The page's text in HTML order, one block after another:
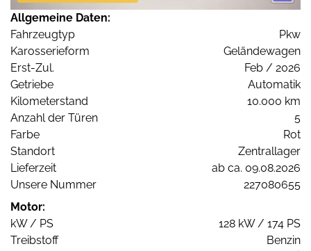
Allgemeine Daten:
Fahrzeugtyp
Pkw
Karosserieform
Geländewagen
Erst-Zul.
Feb / 2026
Getriebe
Automatik
Kilometerstand
10.000 km
Anzahl der Türen
5
Farbe
Rot
Standort
Zentrallager
Lieferzeit
ab ca. 09.08.2026
Unsere Nummer
227080655
Motor:
kW / PS
128 kW / 174 PS
Treibstoff
Benzin